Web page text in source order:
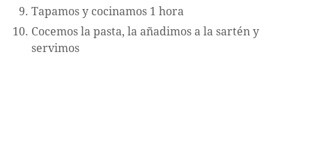
Tapamos y cocinamos 1 hora
Cocemos la pasta, la añadimos a la sartén y
servimos